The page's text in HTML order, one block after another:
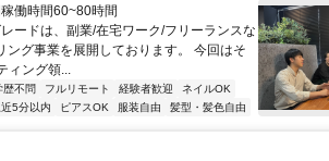
働時間60~80時間
ードは、副業/在宅ワーク/フリーランスな
ング事業を展開しております。 今回はそ
ィング領...
歴不問 フルリモート 経験者歓迎
ネイルOK
5分以内 ピアスOK 服装自由 髪型・髪色自由